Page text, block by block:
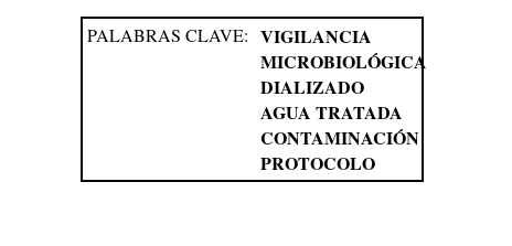
PALABRAS CLAVE: VIGILANCIA
MICROBIOLÓGICA
DIALIZADO
AGUA TRATADA
CONTAMINACIÓN
PROTOCOLO